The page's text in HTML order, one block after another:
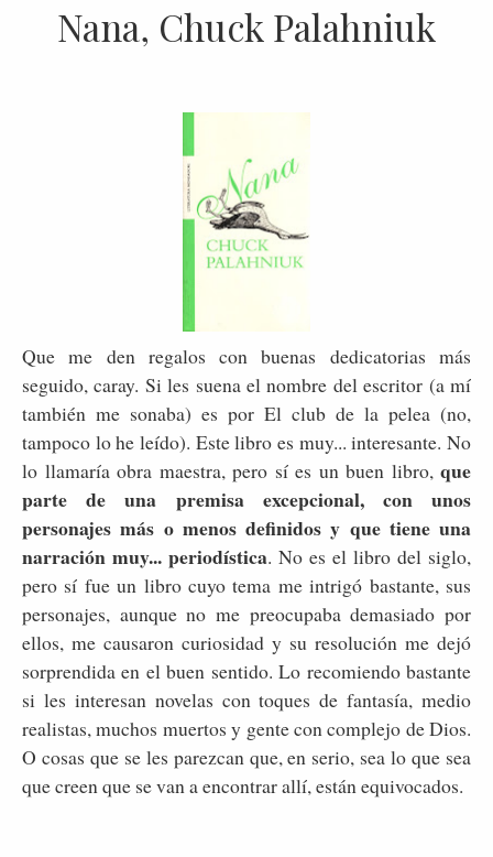
Nana, Chuck Palahniuk
Que me den regalos con buenas dedicatorias más
seguido, caray. Si les suena el nombre del escritor (a mí
también me sonaba) es por El club de la pelea (no,
tampoco lo he leído). Este libro es muy... interesante. No
lo llamaría obra maestra, pero sí es un buen libro, que
parte de una premisa excepcional, con unos
personajes más o menos definidos y que tiene una
narración muy... periodística. No es el libro del siglo,
pero sí fue un libro cuyo tema me intrigó bastante, sus
personajes, aunque no me preocupaba demasiado por
ellos, me causaron curiosidad y su resolución me dejó
sorprendida en el buen sentido. Lo recomiendo bastante
si les interesan novelas con toques de fantasía, medio
realistas, muchos muertos y gente con complejo de Dios.
O cosas que se les parezcan que, en serio, sea lo que sea
que creen que se van a encontrar allí, están equivocados.